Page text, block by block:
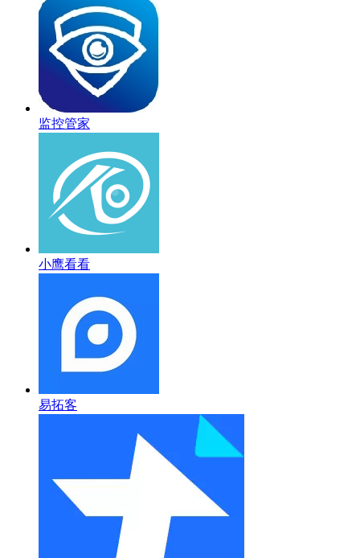
监控管家
小鹰看看
易拓客